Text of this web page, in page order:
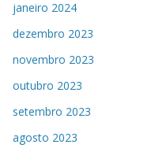
janeiro 2024
dezembro 2023
novembro 2023
outubro 2023
setembro 2023
agosto 2023